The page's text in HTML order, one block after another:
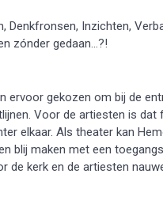
, Denkfronsen, Inzichten,
zónder gedaan…?!
ervoor gekozen om bij de
Voor de artiesten is dat
elkaar. Als theater kan
blij maken met een
kerk en de artiesten